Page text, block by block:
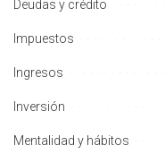
Deudas y crédito
Impuestos
Ingresos
Inversión
Mentalidad y hábitos